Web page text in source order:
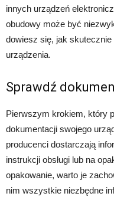
innych urządzeń
obudowy może być
dowiesz się, jak
urządzenia.
Sprawdź
Pierwszym krokiem, który
dokumentacji swojego
producenci dostarczają
instrukcji obsługi lub na
opakowanie, warto je
nim wszystkie niezbędne